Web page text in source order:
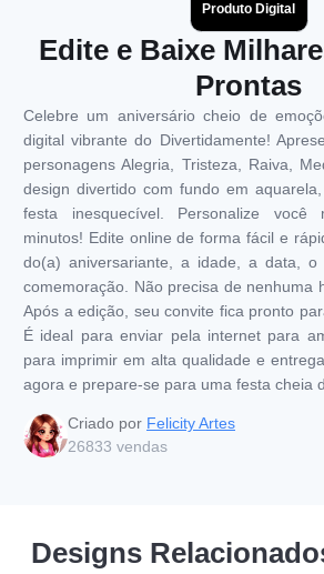
Produto Digital
Edite e Baixe
Prontas
Celebre um aniversário cheio de
digital vibrante do Divertidamente!
personagens Alegria, Tristeza, Raiva,
design divertido com fundo em
festa inesquecível. Personalize você
minutos! Edite online de forma fácil e
do(a) aniversariante, a idade, a data,
comemoração. Não precisa de nenhuma
Após a edição, seu convite fica pronto
É ideal para enviar pela internet para
para imprimir em alta qualidade e
agora e prepare-se para uma festa cheia
Criado por Felicity Artes
26833 vendas
Designs